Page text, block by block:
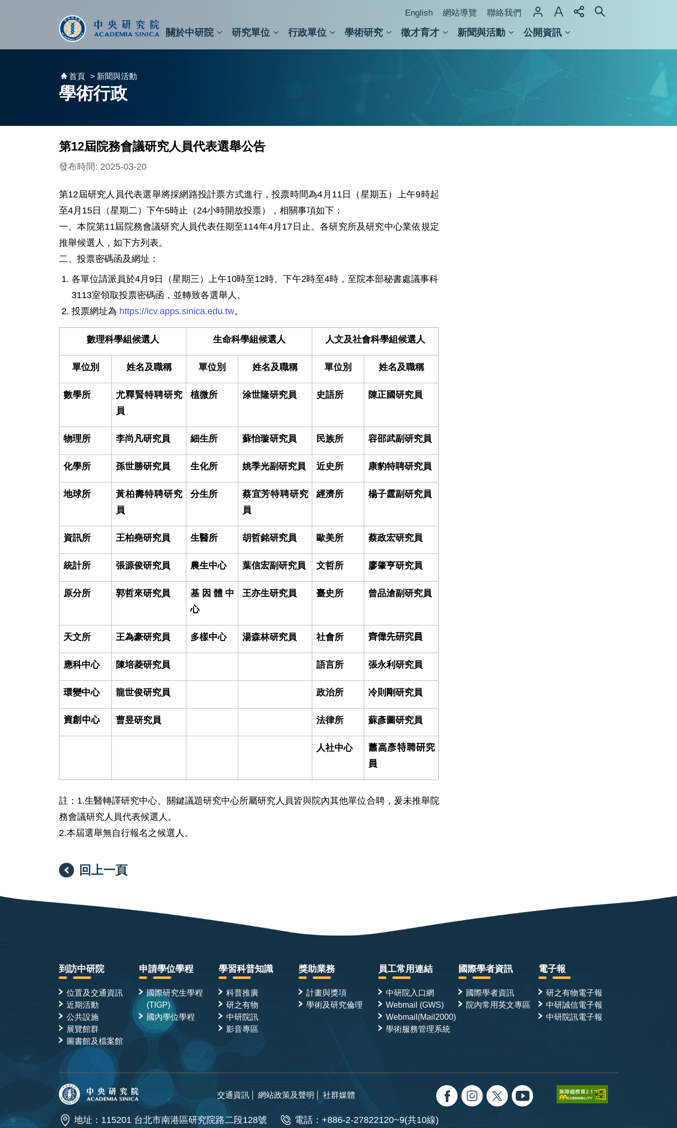
English 網站導覽 聯絡我們
關於中研院 研究單位 行政單位 學術研究 徵才育才 新聞與活動 公開資訊
首頁 > 新聞與活動
學術行政
第12屆院務會議研究人員代表選舉公告
發布時間: 2025-03-20
第12屆研究人員代表選舉將採網路投計票方式進行，投票時間為4月11日（星期五）上午9時起
至4月15日（星期二）下午5時止（24小時開放投票），相關事項如下：
一、本院第11屆院務會議研究人員代表任期至114年4月17日止。各研究所及研究中心業依規定
推舉候選人，如下方列表。
二、投票密碼函及網址：
各單位請派員於4月9日（星期三）上午10時至12時、下午2時至4時，至院本部秘書處議事科
3113室領取投票密碼函，並轉致各選舉人。
投票網址為 https://icv.apps.sinica.edu.tw。
數理科學組候選人 生命科學組候選人 人文及社會科學組候選人
單位別 姓名及職稱 單位別 姓名及職稱 單位別 姓名及職稱
數學所
尤釋賢特聘研究
員
植微所 涂世隆研究員 史語所 陳正國研究員
物理所 李尚凡研究員 細生所 蘇怡璇研究員 民族所 容邵武副研究員
化學所 孫世勝研究員 生化所 姚季光副研究員 近史所 康豹特聘研究員
地球所
黃柏壽特聘研究
員
分生所
蔡宜芳特聘研究
員
經濟所 楊子霆副研究員
資訊所 王柏堯研究員 生醫所 胡哲銘研究員 歐美所 蔡政宏研究員
統計所 張源俊研究員 農生中心 葉信宏副研究員 文哲所 廖肇亨研究員
原分所 郭哲來研究員
基因體中
心
王亦生研究員 臺史所 曾品滄副研究員
天文所 王為豪研究員 多樣中心 湯森林研究員 社會所 齊偉先研究員
應科中心 陳培菱研究員 語言所 張永利研究員
環變中心 龍世俊研究員 政治所 冷則剛研究員
資創中心 曹昱研究員 法律所 蘇彥圖研究員
人社中心
蕭高彥特聘研究
員
註：1.生醫轉譯研究中心、關鍵議題研究中心所屬研究人員皆與院內其他單位合聘，爰未推舉院
務會議研究人員代表候選人。
2.本屆選舉無自行報名之候選人。
回上一頁
:::
到訪中研院
位置及交通資訊
近期活動
公共設施
展覽館群
圖書館及檔案館
申請學位學程
國際研究生學程
(TIGP)
國內學位學程
學習科普知識
科普推廣
研之有物
中研院訊
影音專區
獎助業務
計畫與獎項
學術及研究倫理
員工常用連結
中研院入口網
Webmail (GWS)
Webmail(Mail2000)
學術服務管理系統
國際學者資訊
國際學者資訊
院內常用英文專區
電子報
研之有物電子報
中研誠信電子報
中研院訊電子報
交通資訊 網站政策及聲明 社群媒體
地址：115201 台北市南港區研究院路二段128號 電話：+886-2-27822120~9(共10線)